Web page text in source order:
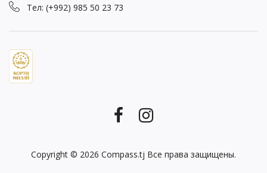
Тел: (+992) 985 50 23 73
Copyright © 2026 Compass.tj Все права защищены.